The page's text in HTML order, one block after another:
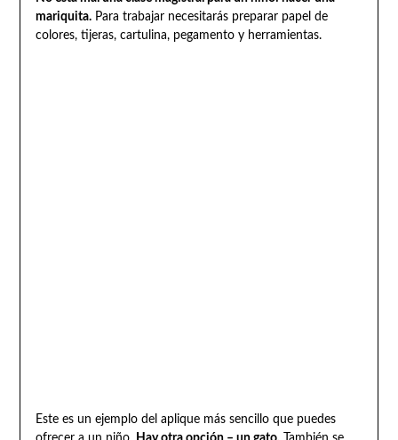
mariquita.Para trabajar necesitarás preparar papel de
colores, tijeras, cartulina, pegamento y herramientas.
Este es un ejemplo del aplique más sencillo que puedes